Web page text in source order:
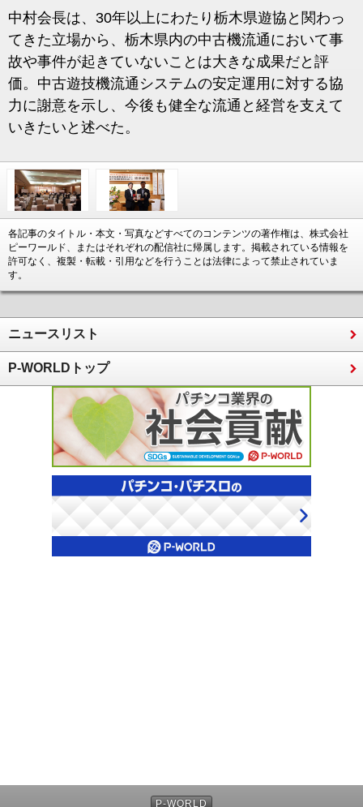
中村会長は、30年以上にわたり栃木県遊協と関わっ
てきた立場から、栃木県内の中古機流通において事
故や事件が起きていないことは大きな成果だと評
価。中古遊技機流通システムの安定運用に対する協
力に謝意を示し、今後も健全な流通と経営を支えて
いきたいと述べた。
各記事のタイトル・本文・写真などすべてのコンテンツの著作権は、株式会社
ピーワールド、またはそれぞれの配信社に帰属します。掲載されている情報を
許可なく、複製・転載・引用などを行うことは法律によって禁止されていま
す。
ニュースリスト
P-WORLDトップ
P-WORLD